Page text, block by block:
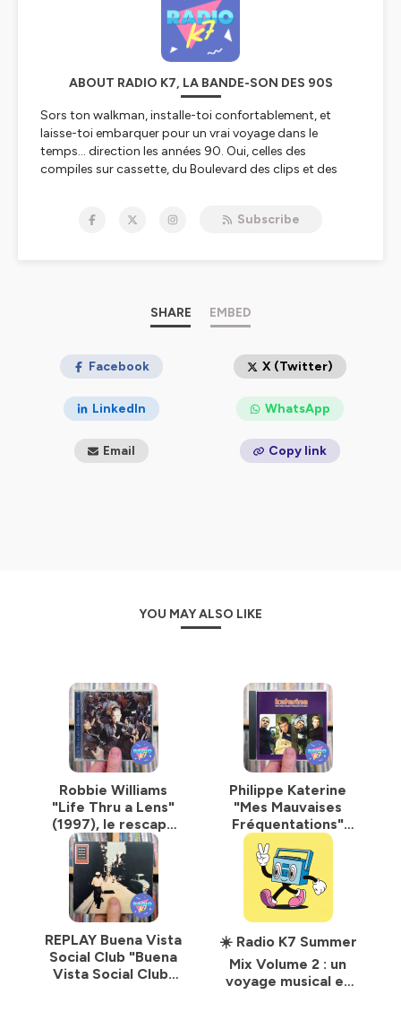
ABOUT RADIO K7, LA BANDE-SON DES 90S
Sors ton walkman, installe-toi confortablement, et
laisse-toi embarquer pour un vrai voyage dans le
temps… direction les années 90. Oui, celles des
compiles sur cassette, du Boulevard des clips et des
Bienvenue dans Radio K7 — le podcast où Manu, Fanny,
croyaient perdues, et parfois on reçoit même des
invité·es qu’on adore (coucou Pénélope Bagieu, David
Le meilleur (et parfois le pire) des années 90s
Des histoires de studios, des clips cultes, des
engueulades célèbres et des looks improbables
Des invité·es aussi fans que toi de Blur, IAM, Britney
Emmanuel Minelle, Fanny Giniès, Olivia Godat, Grégoire
Sauvage et Greg Cook. Générique réalisé par Greg Cook.
radiok7.co/podcast et toutes les applications de
podcasts.
Hébergé par Ausha. Visitez
ausha.co/politique-de-
confidentialitepour plus d'informations.
Subscribe
SHARE EMBED
Facebook X (Twitter)
LinkedIn WhatsApp
Email Copy link
YOU MAY ALSO LIKE
Robbie Williams
"Life Thru a Lens"
(1997), le rescapé
des boys bands
devient une
superstar de la pop
Philippe Katerine
"Mes Mauvaises
Fréquentations"
(1996) : le disque
qui a réinventé la
pop française des
90s
REPLAY Buena Vista
Social Club "Buena
Vista Social Club”
☀️ Radio K7 Summer
Mix Volume 2 : un
voyage musical et